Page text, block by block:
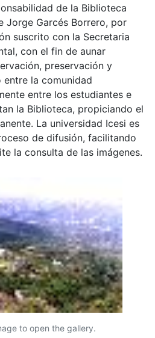
de la Biblioteca
Jorge Garcés Borrero, por
suscrito con la Secretaria
con el fin de aunar
preservación y
la comunidad
entre los estudiantes e
la Biblioteca, propiciando el
La universidad Icesi es
de difusión, facilitando
la consulta de las imágenes.
to open the gallery.